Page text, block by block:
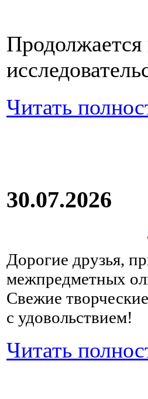
Читать
30.07.2026
Дорогие друзья,
межпредметных
Свежие
с удовольствием!
Читать